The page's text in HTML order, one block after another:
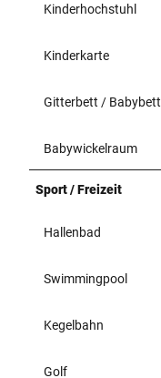
Kinderhochstuhl
Kinderkarte
Gitterbett / Babybett
Babywickelraum
Sport / Freizeit
Hallenbad
Swimmingpool
Kegelbahn
Golf